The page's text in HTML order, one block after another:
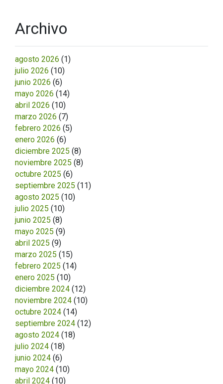
Archivo
agosto 2026 (1)
julio 2026 (10)
junio 2026 (6)
mayo 2026 (14)
abril 2026 (10)
marzo 2026 (7)
febrero 2026 (5)
enero 2026 (6)
diciembre 2025 (8)
noviembre 2025 (8)
octubre 2025 (6)
septiembre 2025 (11)
agosto 2025 (10)
julio 2025 (10)
junio 2025 (8)
mayo 2025 (9)
abril 2025 (9)
marzo 2025 (15)
febrero 2025 (14)
enero 2025 (10)
diciembre 2024 (12)
noviembre 2024 (10)
octubre 2024 (14)
septiembre 2024 (12)
agosto 2024 (18)
julio 2024 (18)
junio 2024 (6)
mayo 2024 (10)
abril 2024 (10)